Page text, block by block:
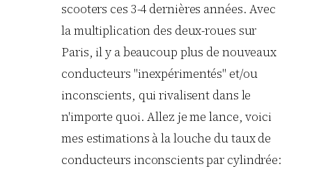
scooters ces 3-4 dernières années. Avec
la multiplication des deux-roues sur
Paris, il y a beaucoup plus de nouveaux
conducteurs "inexpérimentés" et/ou
inconscients, qui rivalisent dans le
n'importe quoi. Allez je me lance, voici
mes estimations à la louche du taux de
conducteurs inconscients par cylindrée: